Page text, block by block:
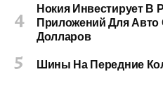
Нокия Инвестирует В
Приложений Для
Долларов
Шины На Передние